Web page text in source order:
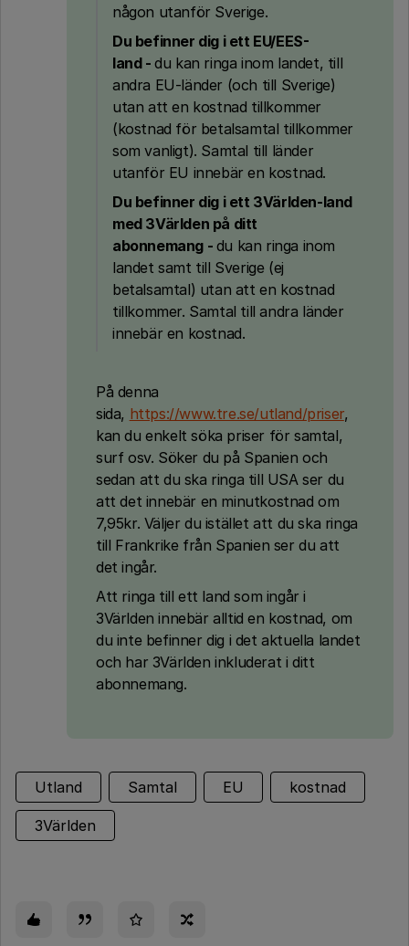
någon utanför Sverige.
Du befinner dig i ett EU/EES-
land-du kan ringa inom landet, till
andra EU-länder (och till Sverige)
utan att en kostnad tillkommer
(kostnad för betalsamtal tillkommer
som vanligt). Samtal till länder
utanför EU innebär en kostnad.
Du befinner dig i ett 3Världen-land
med 3Världen på ditt
abonnemang - du kan ringa inom
landet samt till Sverige (ej
betalsamtal) utan att en kostnad
tillkommer. Samtal till andra länder
innebär en kostnad.
På denna
sida, https://www.tre.se/utland/priser,
kan du enkelt söka priser för samtal,
surf osv. Söker du på Spanien och
sedan att du ska ringa till USA ser du
att det innebär en minutkostnad om
7,95kr. Väljer du istället att du ska ringa
till Frankrike från Spanien ser du att
det ingår.
Att ringa till ett land som ingår i
3Världen innebär alltid en kostnad, om
du inte befinner dig i det aktuella landet
och har 3Världen inkluderat i ditt
abonnemang.
Utland Samtal EU kostnad
3Världen